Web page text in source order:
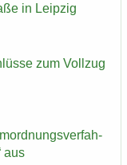
in Leip­zig
zum Voll­zug
aus